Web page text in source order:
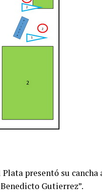
presentó su cancha
Gutierrez”.